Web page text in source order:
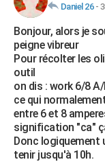
Retraite
Impôts
Epargne
Immobilier
Risques naturels par
Banque
Assurance
Crédit
AUTO
Essais
Réserver un essai
Citadines
Berlines
SUV
Forum auto
+HIGH-TECH
Mobiles
Meilleur smartphone
Internet
Ordinateurs
Jeux vidéo
Guide high-tech
+BRICOLAGE
Forum
Aménagement intérieur
Extérieur
Cuisine
Salle de bains
Jardinage
Rangement
WEEK-END
Guides de France
Escapades
Patrimoine
Expositions
Musées
Week-end nature
LIFESTYLE
Art de vivre
Bien-être
Loisirs
ModeModes de vie
SANTE
Daniel 26-
Bonjour, alors je
peigne vibreur
Pour récolter les
outil
on dis : work 6/8
ce qui
entre 6 et 8
signification "ca"
Donc logiquement
tenir jusqu'à 10h.